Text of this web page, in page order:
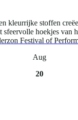
kleurrijke stoffen
sfeervolle hoekjes van
Festival of
Aug
20